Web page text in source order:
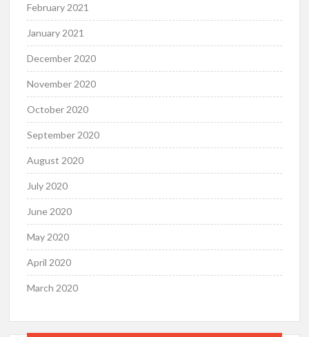
February 2021
January 2021
December 2020
November 2020
October 2020
September 2020
August 2020
July 2020
June 2020
May 2020
April 2020
March 2020